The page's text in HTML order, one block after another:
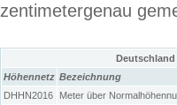
zentimetergenau
Höhennetz Bezeichnung
DHHN2016
Meter über